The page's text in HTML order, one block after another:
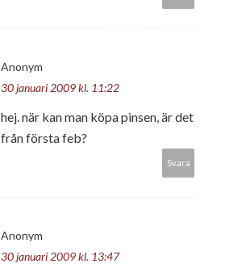
Anonym
30 januari 2009 kl. 11:22
hej. när kan man köpa pinsen, är det
från första feb?
Svara
Anonym
30 januari 2009 kl. 13:47